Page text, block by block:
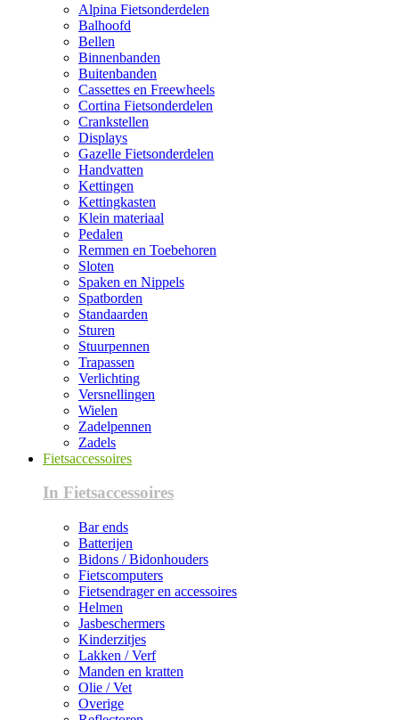
Alpina Fietsonderdelen
Balhoofd
Bellen
Binnenbanden
Buitenbanden
Cassettes en Freewheels
Cortina Fietsonderdelen
Crankstellen
Displays
Gazelle Fietsonderdelen
Handvatten
Kettingen
Kettingkasten
Klein materiaal
Pedalen
Remmen en Toebehoren
Sloten
Spaken en Nippels
Spatborden
Standaarden
Sturen
Stuurpennen
Trapassen
Verlichting
Versnellingen
Wielen
Zadelpennen
Zadels
Fietsaccessoires
In Fietsaccessoires
Bar ends
Batterijen
Bidons / Bidonhouders
Fietscomputers
Fietsendrager en accessoires
Helmen
Jasbeschermers
Kinderzitjes
Lakken / Verf
Manden en kratten
Olie / Vet
Overige